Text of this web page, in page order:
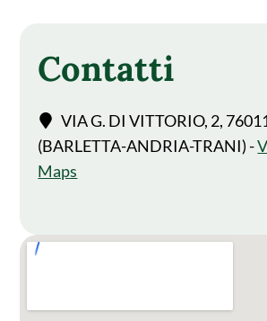
Contatti
VIA G. DI VITTORIO, 2,
(BARLETTA-ANDRIA-TRANI) -
Maps